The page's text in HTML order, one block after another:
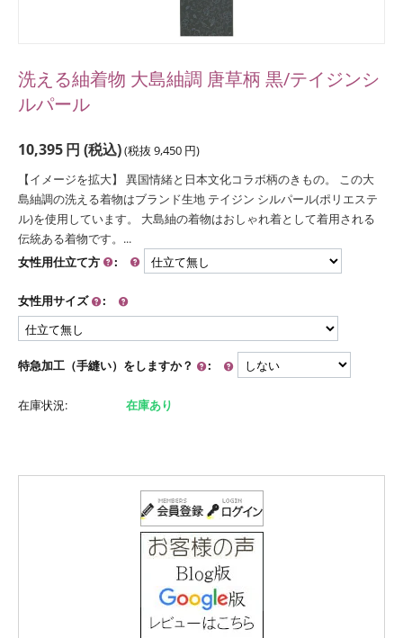
洗える紬着物 大島紬調 唐草柄 黒/テイジンシ
ルパール
10,395円 (税込)(税抜 9,450 円)
【イメージを拡大】 異国情緒と日本文化コラボ柄のきもの。 この大
島紬調の洗える着物はブランド生地 テイジン シルパール(ポリエステ
ル)を使用しています。 大島紬の着物はおしゃれ着として着用される
伝統ある着物です。...
女性用仕立て方
:
女性用サイズ :
特急加工（手縫い）をしますか？ :
在庫状況: 在庫あり